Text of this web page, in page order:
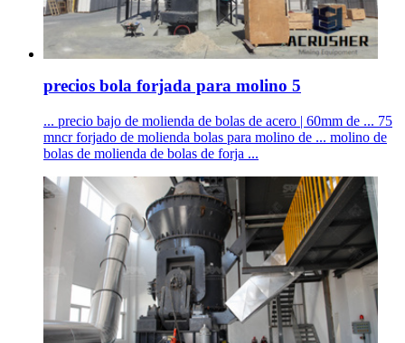
precios bola forjada para molino 5
... precio bajo de molienda de bolas de acero | 60mm de ... 75
mncr forjado de molienda bolas para molino de ... molino de
bolas de molienda de bolas de forja ...